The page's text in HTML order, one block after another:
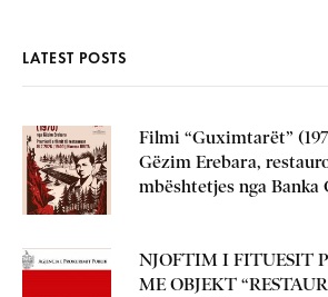
LATEST POSTS
Filmi “Guximtarët”
Gëzim Erebara,
mbështetjes nga Banka
NJOFTIM I FITUESIT
ME OBJEKT